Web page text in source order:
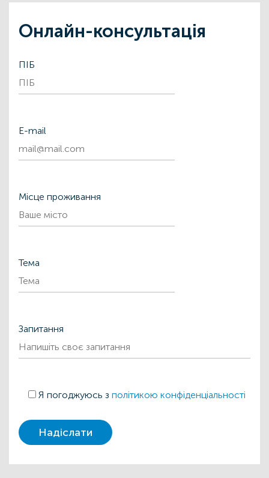
Онлайн-консультація
ПІБ
Е-mail
Місце проживання
Тема
Запитання
Я погоджуюсь з політикою конфіденціальності